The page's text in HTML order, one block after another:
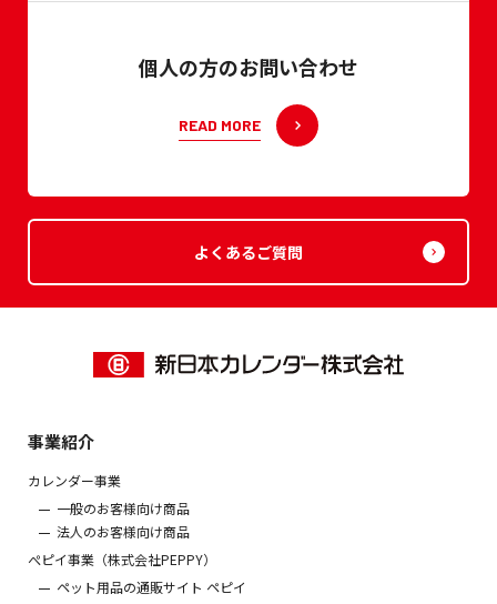
個人の方のお問い合わせ
READ MORE
よくあるご質問
事業紹介
カレンダー事業
一般のお客様向け商品
法人のお客様向け商品
ぺピイ事業（株式会社PEPPY）
ペット用品の通販サイト ペピイ